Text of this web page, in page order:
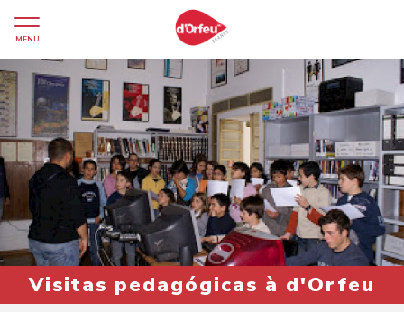
MENU
Visitas pedagógicas à d'Orfeu